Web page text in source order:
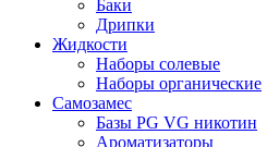
Баки
Дрипки
Жидкости
Наборы солевые
Наборы органические
Самозамес
Базы PG VG никотин
Ароматизаторы